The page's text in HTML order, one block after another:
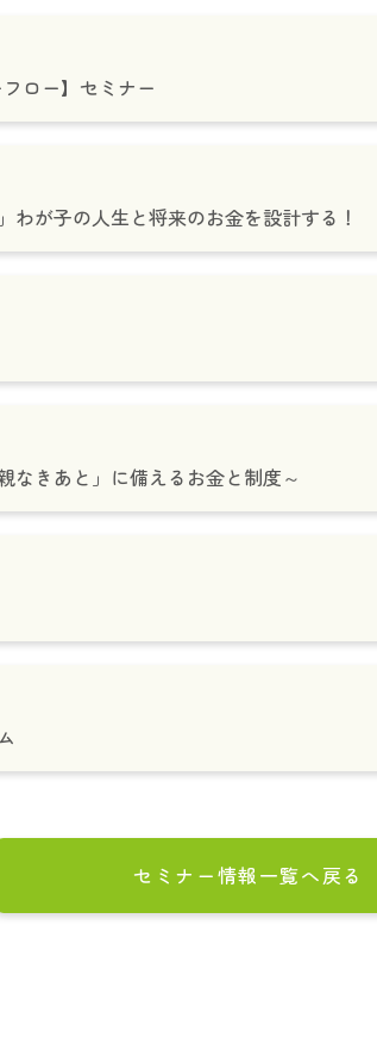
ロー】セミナー
わが子の人生と将来のお金を設計する！
なきあと」に備えるお金と制度～
セミナー情報一覧へ戻る